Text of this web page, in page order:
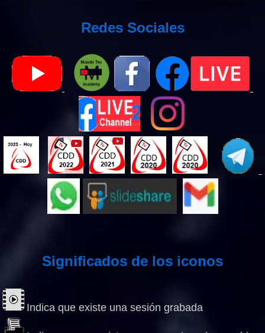
Redes Sociales
Significados de los iconos
Indica que existe una sesión grabada